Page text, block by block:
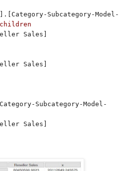
Subcategory-Model-
children
Sales]
Sales]
Subcategory-Model-
Sales]